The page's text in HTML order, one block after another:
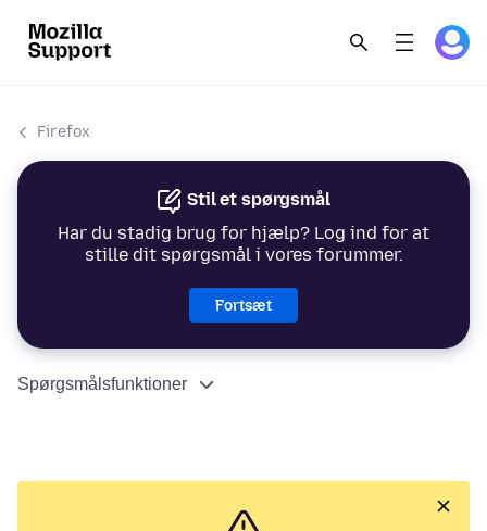
Firefox
Stil et spørgsmål
Har du stadig brug for hjælp? Log ind for at
stille dit spørgsmål i vores forummer.
Fortsæt
Spørgsmålsfunktioner